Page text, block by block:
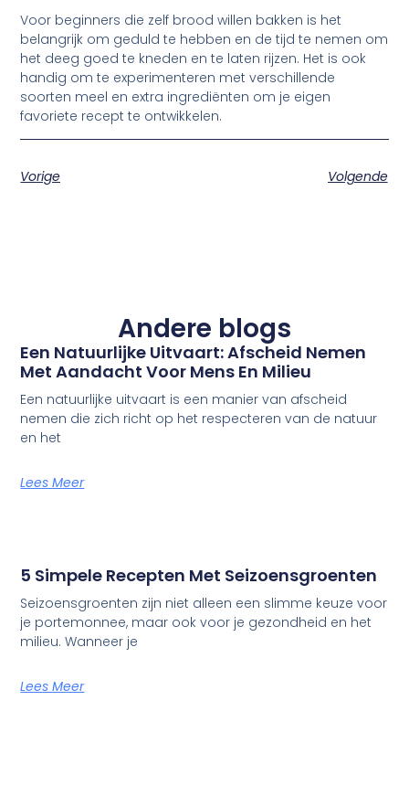
Voor beginners die zelf brood willen bakken is het
belangrijk om geduld te hebben en de tijd te nemen om
het deeg goed te kneden en te laten rijzen. Het is ook
handig om te experimenteren met verschillende
soorten meel en extra ingrediënten om je eigen
favoriete recept te ontwikkelen.
Vorige Volgende
Andere blogs
Een Natuurlijke Uitvaart: Afscheid Nemen
Met Aandacht Voor Mens En Milieu
Een natuurlijke uitvaart is een manier van afscheid
nemen die zich richt op het respecteren van de natuur
en het
Lees Meer
5 Simpele Recepten Met Seizoensgroenten
Seizoensgroenten zijn niet alleen een slimme keuze voor
je portemonnee, maar ook voor je gezondheid en het
milieu. Wanneer je
Lees Meer